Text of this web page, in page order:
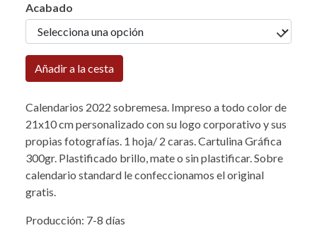
Acabado
Añadir a la cesta
Calendarios 2022 sobremesa. Impreso a todo color de
21x10 cm personalizado con su logo corporativo y sus
propias fotografías. 1 hoja/ 2 caras. Cartulina Gráfica
300gr. Plastificado brillo, mate o sin plastificar. Sobre
calendario standard le confeccionamos el original
gratis.
Producción: 7-8 días